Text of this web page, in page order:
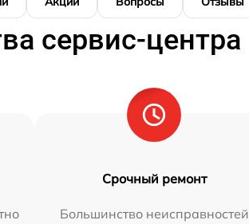
сервис-центра
Срочный ремонт
Большинство неисправностей